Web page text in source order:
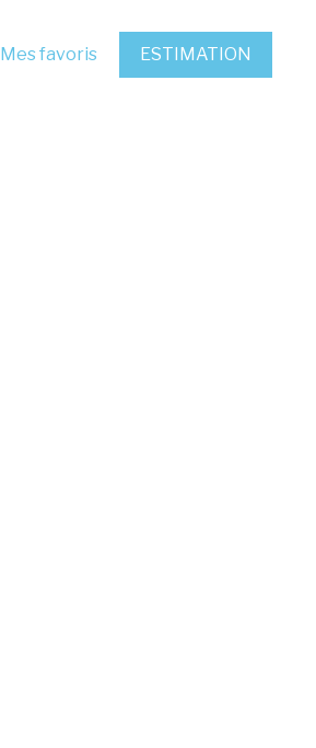
Mes favoris ESTIMATION